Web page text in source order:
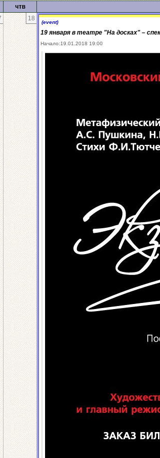
чтв
18 (event)
19 января в театре "На досках" –
Начало:19.01.2018 19:00